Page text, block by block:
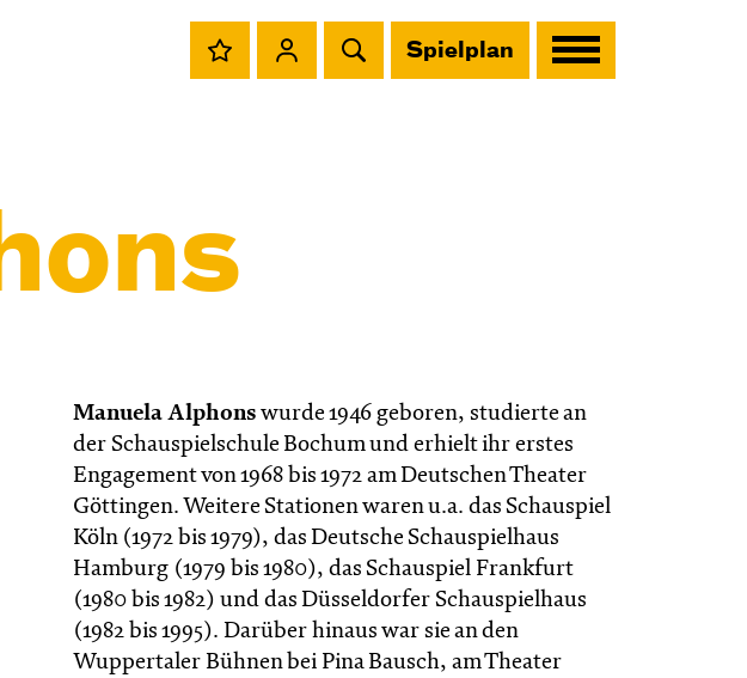
Spielplan
Manuela Alphons wurde 1946 geboren, studierte an
der Schauspielschule Bochum und erhielt ihr erstes
Engagement von 1968 bis 1972 am Deutschen Theater
Göttingen. Weitere Stationen waren u.a. das Schauspiel
Köln (1972 bis 1979), das Deutsche Schauspielhaus
Hamburg (1979 bis 1980), das Schauspiel Frankfurt
(1980 bis 1982) und das Düsseldorfer Schauspielhaus
(1982 bis 1995). Darüber hinaus war sie an den
Wuppertaler Bühnen bei Pina Bausch, am Theater